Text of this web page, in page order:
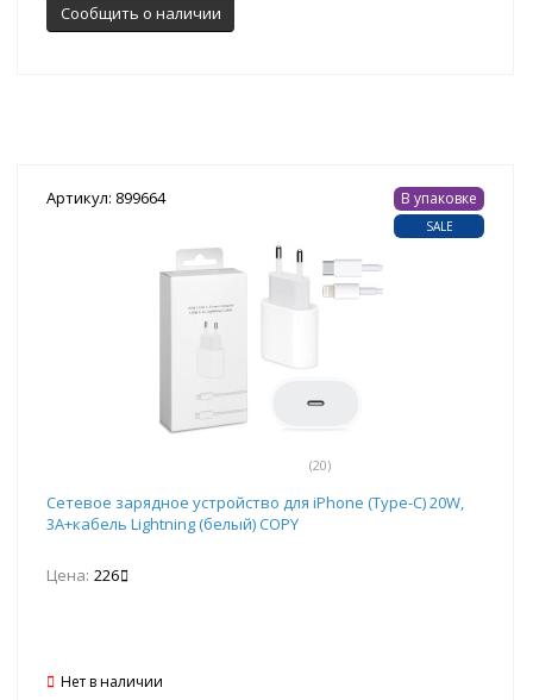
Сообщить о наличии
Артикул: 899664
(20)
В упаковке
SALE
Сетевое зарядное устройство для iPhone (Type-C) 20W,
3A+кабель Lightning (белый) COPY
Цена: 226
Нет в наличии